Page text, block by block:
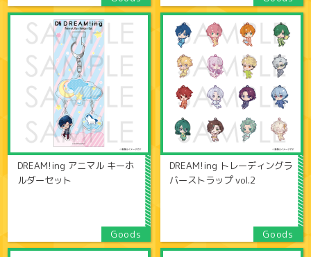
DREAM!ing アニマル キーホ
ルダーセット
DREAM!ing トレーディングラ
バーストラップ vol.2